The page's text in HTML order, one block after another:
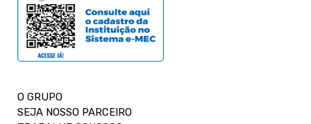
O GRUPO
SEJA NOSSO PARCEIRO